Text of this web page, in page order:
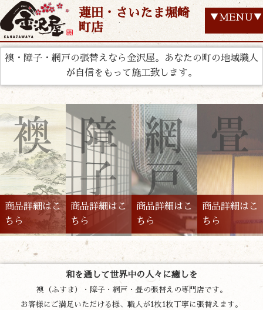
蓮田・さいたま堀崎
町店
▼MENU▼
襖・障子・網戸の張替えなら金沢屋。あなたの町の地域職人
が自信をもって施工致します。
商品詳細はこ
ちら
商品詳細はこ
ちら
商品詳細はこ
ちら
商品詳細はこ
ちら
和を通して世界中の人々に癒しを
襖（ふすま）・障子・網戸・畳の張替えの専門店です。
お客様にご満足いただける様、職人が1枚1枚丁寧に張替えます。